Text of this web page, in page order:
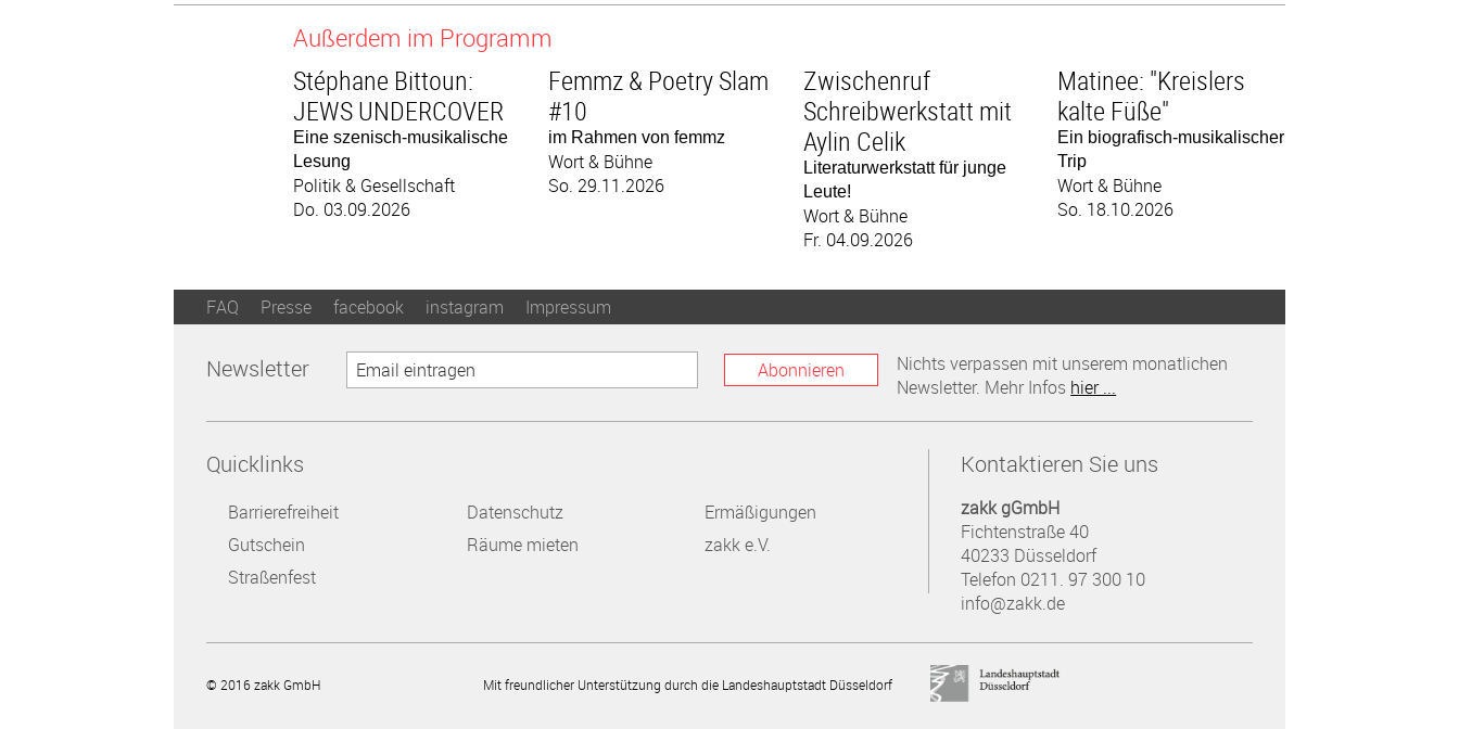
Außerdem im Programm
Stéphane Bittoun:
JEWS UNDERCOVER
Eine szenisch-musikalische
Lesung
Politik & Gesellschaft
Do. 03.09.2026
Femmz & Poetry Slam
#10
im Rahmen von femmz
Wort & Bühne
So. 29.11.2026
Zwischenruf
Schreibwerkstatt mit
Aylin Celik
Literaturwerkstatt für junge
Leute!
Wort & Bühne
Fr. 04.09.2026
Matinee: "Kreislers
kalte Füße"
Ein biografisch-musikalischer
Trip
Wort & Bühne
So. 18.10.2026
FAQ Presse facebook instagram Impressum
Newsletter Abonnieren
Nichts verpassen mit unserem monatlichen
Newsletter. Mehr Infos hier ...
Quicklinks
Barrierefreiheit Datenschutz
Ermäßigungen
Gutschein
Räume mieten
zakk e.V.
Straßenfest
Kontaktieren Sie uns
zakk gGmbH
Fichtenstraße 40
40233 Düsseldorf
Telefon 0211. 97 300 10
info@zakk.de
© 2016 zakk GmbH Mit freundlicher Unterstützung durch die Landeshauptstadt Düsseldorf